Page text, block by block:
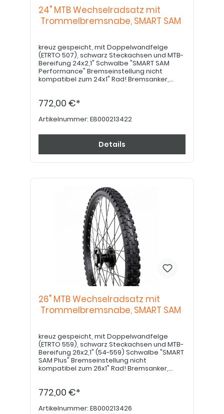
24" MTB Wechselradsatz mit
Trommelbremsnabe, SMART SAM
kreuz gespeicht, mit Doppelwandfelge
(ETRTO 507), schwarz Steckachsen und MTB-
Bereifung 24x2,1" Schwalbe "SMART SAM
Performance" Bremseinstellung nicht
kompatibel zum 24x1" Rad! Bremsanker,
772,00 €*
Artikelnummer: E8000213422
Details
26" MTB Wechselradsatz mit
Trommelbremsnabe, SMART SAM
kreuz gespeicht, mit Doppelwandfelge
(ETRTO 559), schwarz Steckachsen und MTB-
Bereifung 26x2,1" (54-559) Schwalbe "SMART
SAM Plus" Bremseinstellung nicht
kompatibel zum 26x1" Rad! Bremsanker,
772,00 €*
Artikelnummer: E8000213426